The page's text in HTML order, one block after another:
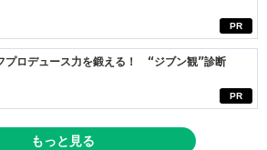
PR
PR
プロデュース力を鍛える！ “ジブン観”診断
もっと見る